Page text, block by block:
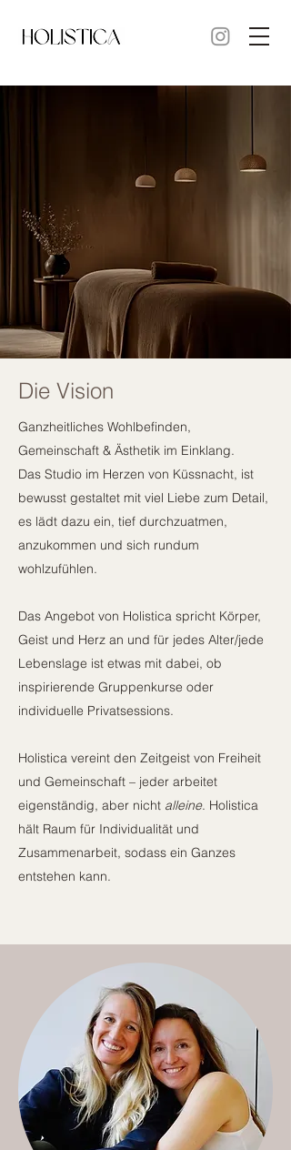
Die Vision
Ganzheitliches Wohlbefinden,
Gemeinschaft & Ästhetik im Einklang.
Das Studio im Herzen von Küssnacht, ist
bewusst gestaltet mit viel Liebe zum Detail,
es lädt dazu ein, tief durchzuatmen,
anzukommen und sich rundum
wohlzufühlen.
Das Angebot von Holistica spricht Körper,
Geist und Herz an und für jedes Alter/jede
Lebenslage ist etwas mit dabei, ob
inspirierende Gruppenkurse oder
individuelle Privatsessions.
Holistica vereint den Zeitgeist von Freiheit
und Gemeinschaft – jeder arbeitet
eigenständig, aber nicht alleine. Holistica
hält Raum für Individualität und
Zusammenarbeit, sodass ein Ganzes
entstehen kann.